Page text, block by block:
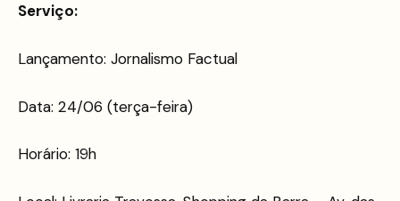
Serviço:
Lançamento: Jornalismo Factual
Data: 24/06 (terça-feira)
Horário: 19h